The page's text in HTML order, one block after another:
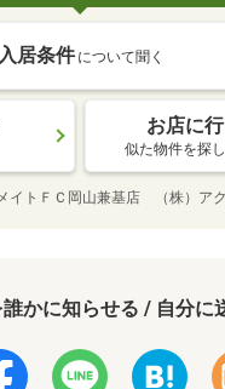
入居条件 について聞く
お店に
似た物件を探
イトＦＣ岡山兼基店 （株）ア
かに知らせる / 自分に